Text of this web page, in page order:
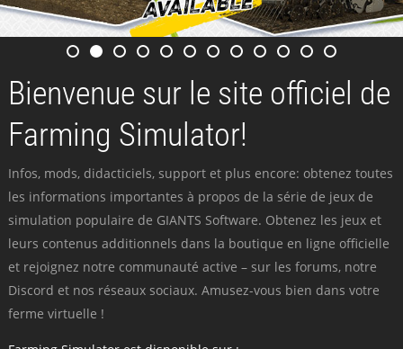
Bienvenue sur le site officiel de
Farming Simulator!
Infos, mods, didacticiels, support et plus encore: obtenez toutes
les informations importantes à propos de la série de jeux de
simulation populaire de GIANTS Software. Obtenez les jeux et
leurs contenus additionnels dans la boutique en ligne officielle
et rejoignez notre communauté active – sur les forums, notre
Discord et nos réseaux sociaux. Amusez-vous bien dans votre
ferme virtuelle !